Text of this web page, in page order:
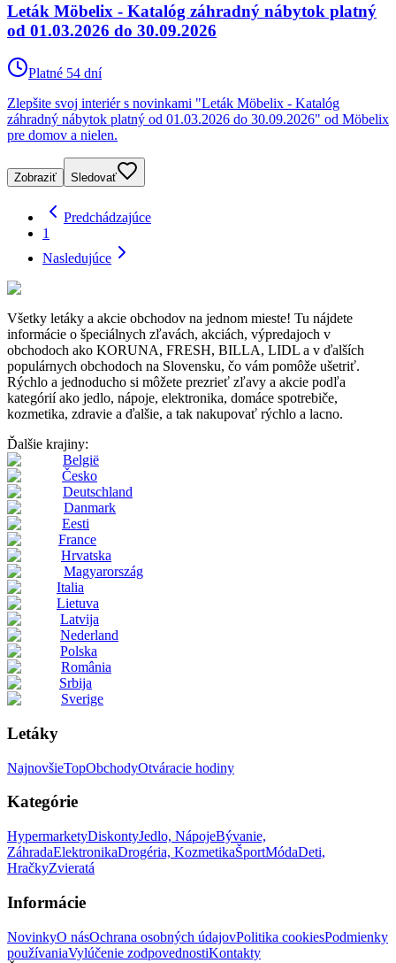
Leták Möbelix - Katalóg záhradný nábytok platný
od 01.03.2026 do 30.09.2026
Platné 54 dní
Zlepšite svoj interiér s novinkami "Leták Möbelix - Katalóg
záhradný nábytok platný od 01.03.2026 do 30.09.2026" od Möbelix
pre domov a nielen.
Zobraziť Sledovať
Predchádzajúce
1
Nasledujúce
Všetky letáky a akcie obchodov na jednom mieste! Tu nájdete
informácie o špeciálnych zľavách, akciách, výpredajoch v
obchodoch ako KORUNA, FRESH, BILLA, LIDL a v ďalších
populárnych obchodoch na Slovensku, čo vám pomôže ušetriť.
Rýchlo a jednoducho si môžete prezrieť zľavy a akcie podľa
kategórií ako jedlo, nápoje, elektronika, domáce spotrebiče,
kozmetika, zdravie a ďalšie, a tak nakupovať rýchlo a lacno.
Ďalšie krajiny:
België
Česko
Deutschland
Danmark
Eesti
France
Hrvatska
Magyarország
Italia
Lietuva
Latvija
Nederland
Polska
România
Srbija
Sverige
Letáky
NajnovšieTopObchodyOtváracie hodiny
Kategórie
HypermarketyDiskontyJedlo, NápojeBývanie,
ZáhradaElektronikaDrogéria, KozmetikaŠportMódaDeti,
HračkyZvieratá
Informácie
NovinkyO násOchrana osobných údajovPolitika cookiesPodmienky
používaniaVylúčenie zodpovednostiKontakty